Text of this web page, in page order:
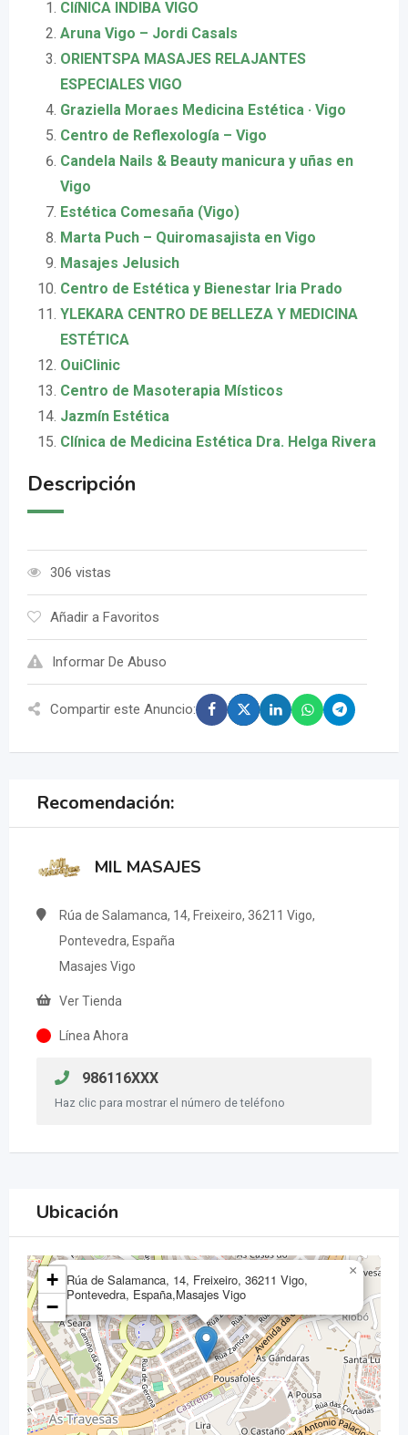
ClíNICA INDIBA VIGO
Aruna Vigo – Jordi Casals
ORIENTSPA MASAJES RELAJANTES
ESPECIALES VIGO
Graziella Moraes Medicina Estética · Vigo
Centro de Reflexología – Vigo
Candela Nails & Beauty manicura y uñas en
Vigo
Estética Comesaña (Vigo)
Marta Puch – Quiromasajista en Vigo
Masajes Jelusich
Centro de Estética y Bienestar Iria Prado
YLEKARA CENTRO DE BELLEZA Y MEDICINA
ESTÉTICA
OuiClinic
Centro de Masoterapia Místicos
Jazmín Estética
Clínica de Medicina Estética Dra. Helga Rivera
Descripción
306 vistas
Añadir a Favoritos
Informar De Abuso
Compartir este Anuncio:
Recomendación:
MIL MASAJES
Rúa de Salamanca, 14, Freixeiro, 36211 Vigo,
Pontevedra, España
Masajes Vigo
Ver Tienda
Línea Ahora
986116XXX
Haz clic para mostrar el número de teléfono
Ubicación
Rúa de Salamanca, 14, Freixeiro, 36211 Vigo,
Pontevedra, España,Masajes Vigo
×
+
−